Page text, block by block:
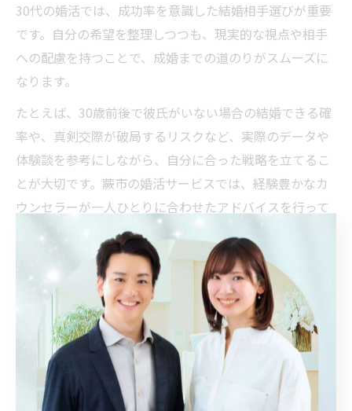
30代の婚活では、成功率を意識した結婚相手選びが重要
です。自分の希望を整理しつつも、現実的な視点や相手
への配慮を持つことで、成婚までの道のりがスムーズに
なります。
たとえば、30歳前後で彼氏がいない場合の結婚できる確
率や、真剣交際が破局するリスクなど、実際のデータや
体験談を参考にしながら、自分に合った戦略を立てるこ
とが大切です。蕨市の婚活サービスでは、経験豊かなカ
ウンセラーが一人ひとりに合わせたアドバイスを行って
いるため、客観的な視点で相手選びを進めることができ
婚活の現場では、「理想に近い相手と出会えた」「カウ
ンセラーのサポートで前向きに活動できた」といった成
功体験が多く聞かれます。成功率を意識しながらも、焦
らず丁寧に向き合うことが、幸せな結婚への近道です。
30代の婚活成功率を高める出会い方の工夫